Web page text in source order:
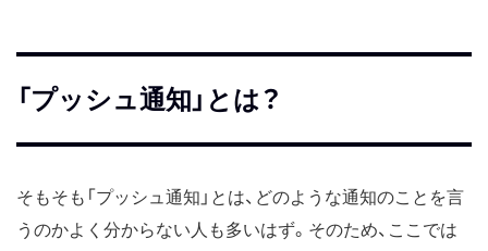
「プッシュ通知」とは？
そもそも「プッシュ通知」とは、どのような通知のことを言
うのかよく分からない人も多いはず。そのため、ここでは